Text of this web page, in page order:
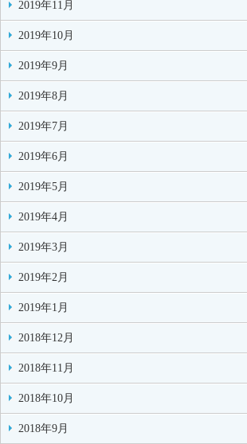
2019年11月
2019年10月
2019年9月
2019年8月
2019年7月
2019年6月
2019年5月
2019年4月
2019年3月
2019年2月
2019年1月
2018年12月
2018年11月
2018年10月
2018年9月